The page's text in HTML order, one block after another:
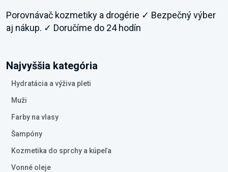
Porovnávač kozmetiky a drogérie ✓ Bezpečný výber
aj nákup. ✓ Doručíme do 24 hodín
Najvyššia kategória
Hydratácia a výživa pleti
Muži
Farby na vlasy
Šampóny
Kozmetika do sprchy a kúpeľa
Vonné oleje